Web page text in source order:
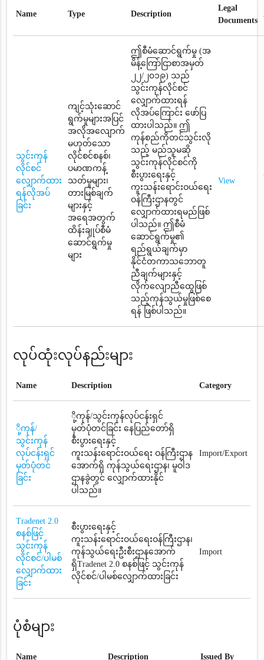
Name Type Description
Legal
Documents
သွင်းကုန်
လိုင်စင်
လျှောက်ထား
ရန်လိုအပ်
ခြင်း
ကျင့်သုံးဆောင်
ရွက်မှုများအပြင်
အလိုအလျောက်
မဟုတ်သော
လိုင်စင်စနစ်၊
ပမာဏကန့်
သတ်မှုများ၊
တားမြစ်ချက်
များနှင့်
အရေအတွက်
ထိန်းချုပ်စီမံ
ဆောင်ရွက်မှု
များ
ဤစီမံဆောင်ရွက်မှု (အ
မိန့်ကြော်ငြာစာအမှတ်
၂၂/၂၀၁၉) သည်
သွင်းကုန်လိုင်စင်
လျှောက်ထားရန်
လိုအပ်ကြောင်း ဖော်ပြ
ထားပါသည်။ ဤ
ကုန်စည်ကိုတင်သွင်းလို
သည့် မည်သူမဆို
သွင်းကုန်လိုင်စင်ကို
စီးပွားရေးနှင့်
ကူးသန်းရောင်းဝယ်ရေး
ဝန်ကြီးဌာနတွင်
လျှောက်ထားရမည်ဖြစ်
ပါသည်။ ဤစီမံ
ဆောင်ရွက်မှု၏
ရည်ရွယ်ချက်မှာ
နိုင်ငံတကာသဘောတူ
ညီချက်များနှင့်
လိုက်လျောညီထွေဖြစ်
သည့်ကုန်သွယ်မှုဖြစ်စေ
ရန် ဖြစ်ပါသည်။
View
လုပ်ထုံးလုပ်နည်းများ
Name Description Category
ို့ကုန်/
သွင်းကုန်
လုပ်ငန်းရှင်
မှတ်ပုံတင်
ခြင်း
ို့ကုန်/သွင်းကုန်လုပ်ငန်းရှင်
မှတ်ပုံတင်ခြင်း နေပြည်တော်ရှိ
စီးပွားရေးနှင့်
ကူးသန်းရောင်းဝယ်ရေး ဝန်ကြီးဌာန
အောက်ရှိ ကုန်သွယ်ရေးဌာန၊ မူဝါဒ
ဌာနခွဲတွင် လျှောက်ထားနိုင်
ပါသည်။
Import/Export
Tradenet 2.0
စနစ်ဖြင့်
သွင်းကုန်
လိုင်စင်/ပါမစ်
လျှောက်ထား
ခြင်း
စီးပွားရေးနှင့်
ကူးသန်းရောင်းဝယ်ရေးဝန်ကြီးဌာန၊
ကုန်သွယ်ရေးဦးစီးဌာနအောက်
ရှိTradenet 2.0 စနစ်ဖြင့် သွင်းကုန်
လိုင်စင်/ပါမစ်လျှောက်ထားခြင်း
Import
ပုံစံများ
Name Description Issued By